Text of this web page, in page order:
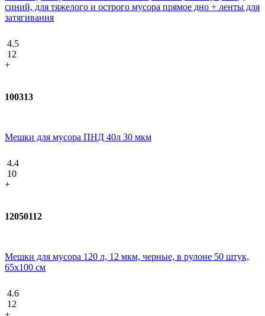
синий, для тяжелого и острого мусора прямое дно + ленты для
затягивания
4.5
12
+
100313
Мешки для мусора ПНД 40л 30 мкм
4.4
10
+
12050112
Мешки для мусора 120 л, 12 мкм, черные, в рулоне 50 штук,
65x100 см
4.6
12